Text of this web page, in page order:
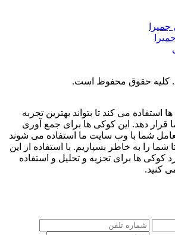
می کند تا بتواند بهترین تجربه
قرار دهد. این کوکی ها برای جمع آوری
شما با وب سایت ما استفاده می شوند
شما را به خاطر بسپاریم. با استفاده از این
کوکی ها برای تجزیه و تحلیل و استفاده
کنید.